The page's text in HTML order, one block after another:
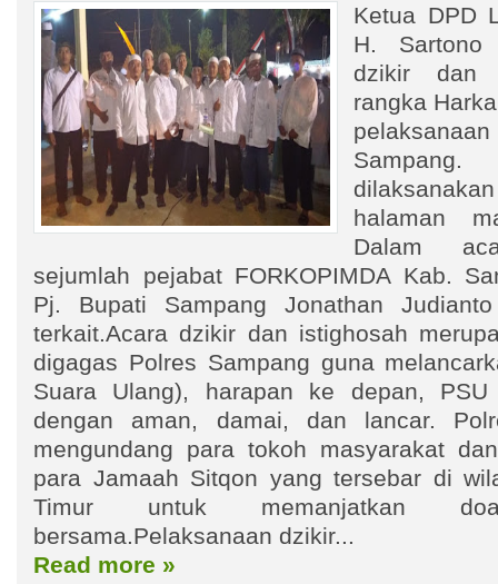
Ketua DPD
H. Sartono
dzikir dan
rangka
halaman
Dalam
sejumlah pejabat FORKOPIMDA Kab.
Pj. Bupati Sampang Jonathan
terkait.Acara dzikir dan istighosah
digagas Polres Sampang guna
Suara Ulang), harapan ke depan,
dengan aman, damai, dan lancar.
mengundang para tokoh masyarakat
para Jamaah Sitqon yang tersebar di
Timur untuk memanjatkan
bersama.Pelaksanaan dzikir...
Read more »